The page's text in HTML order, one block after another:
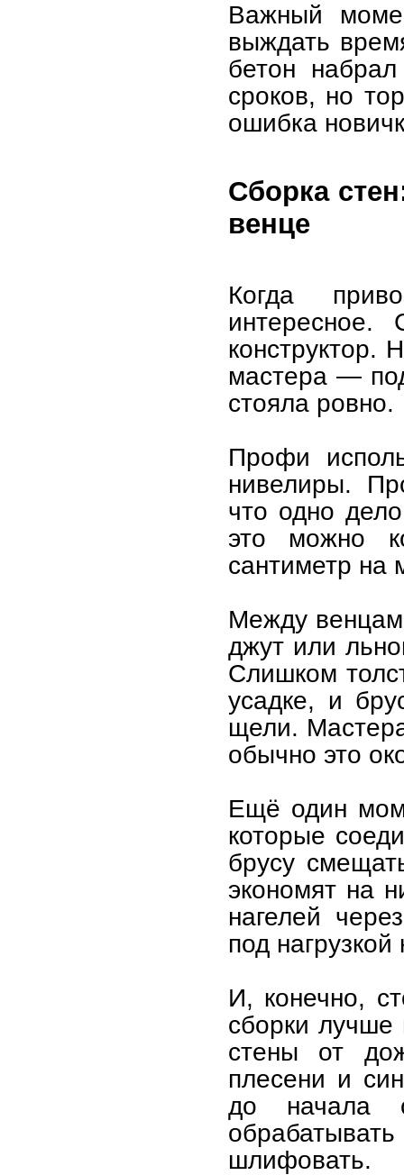
Важный
выждать
бетон
сроков, но
ошибка
Сборка
венце
Когда
интересное.
конструктор.
мастера —
стояла ровно.
Профи
нивелиры.
что одно
это можно
сантиметр на
Между
джут или
Слишком
усадке, и
щели.
обычно это
Ещё один
которые
брусу
экономят на
нагелей
под
И, конечно,
сборки лучше
стены от
плесени и
до начала
шлифовать.